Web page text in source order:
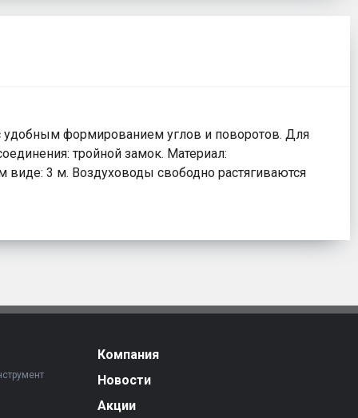
формированием углов и поворотов. Для
тройной замок. Материал:
виде: 3 м. Воздуховоды свободно растягиваются
Компания
Новости
Акции